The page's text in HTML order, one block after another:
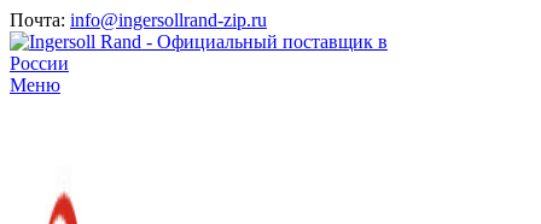
Почта: info@ingersollrand-zip.ru
Меню